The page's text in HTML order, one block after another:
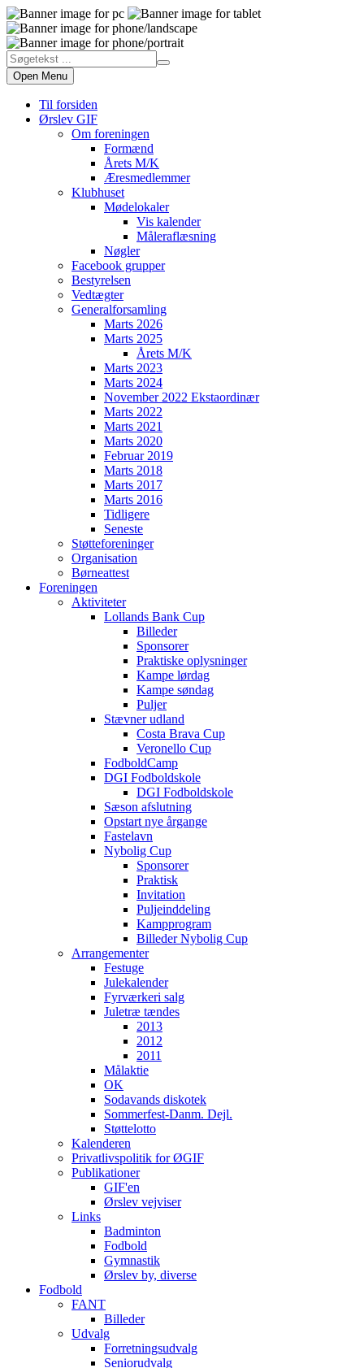
Open Menu
Til forsiden
Ørslev GIF
Om foreningen
Formænd
Årets M/K
Æresmedlemmer
Klubhuset
Mødelokaler
Vis kalender
Måleraflæsning
Nøgler
Facebook grupper
Bestyrelsen
Vedtægter
Generalforsamling
Marts 2026
Marts 2025
Årets M/K
Marts 2023
Marts 2024
November 2022 Ekstaordinær
Marts 2022
Marts 2021
Marts 2020
Februar 2019
Marts 2018
Marts 2017
Marts 2016
Tidligere
Seneste
Støtteforeninger
Organisation
Børneattest
Foreningen
Aktiviteter
Lollands Bank Cup
Billeder
Sponsorer
Praktiske oplysninger
Kampe lørdag
Kampe søndag
Puljer
Stævner udland
Costa Brava Cup
Veronello Cup
FodboldCamp
DGI Fodboldskole
DGI Fodboldskole
Sæson afslutning
Opstart nye årgange
Fastelavn
Nybolig Cup
Sponsorer
Praktisk
Invitation
Puljeinddeling
Kampprogram
Billeder Nybolig Cup
Arrangementer
Festuge
Julekalender
Fyrværkeri salg
Juletræ tændes
2013
2012
2011
Målaktie
OK
Sodavands diskotek
Sommerfest-Danm. Dejl.
Støttelotto
Kalenderen
Privatlivspolitik for ØGIF
Publikationer
GIF'en
Ørslev vejviser
Links
Badminton
Fodbold
Gymnastik
Ørslev by, diverse
Fodbold
FANT
Billeder
Udvalg
Forretningsudvalg
Seniorudvalg